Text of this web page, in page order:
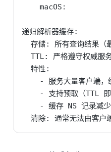
macOS:
递归解析器缓存:
存储: 所有查询结果（
TTL: 严格遵守权威服
  特性:
- 服务大量客户端，
- 支持预取（TTL 即
- 缓存 NS 记录减少
清除: 通常无法由客户